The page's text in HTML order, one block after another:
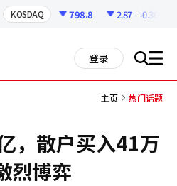
KOSDAQ 798.8 2.87 -0.36%
登录 搜 all
主页 热门话题
，散户买入41万
烈博弈